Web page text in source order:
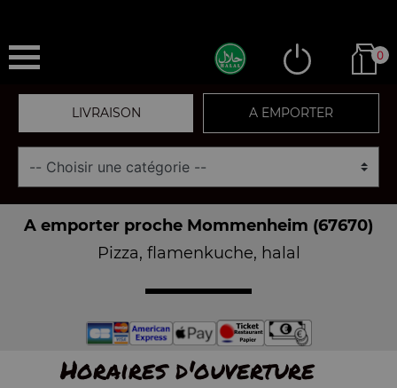
0
LIVRAISON A EMPORTER
A emporter proche Mommenheim (67670)
Pizza, flamenkuche, halal
Horaires d'ouverture